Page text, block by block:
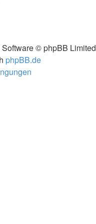
© phpBB Limited
phpBB.de